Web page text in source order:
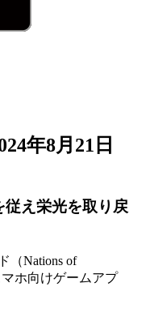
年8月21日
え栄光を取り戻
（Nations of
マホ向けゲームアプ